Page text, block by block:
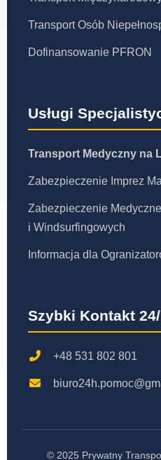
Transport Osób
Dofinansowanie PFRON
Usługi
Transport Medyczny na
Zabezpieczenie Imprez
Zabezpieczenie
i Windsurfingowych
Informacja dla
Szybki Kontakt
+48 531 802 801
© 2025 Prywatny